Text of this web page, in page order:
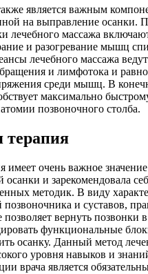
является важным
на выправление осанки.
лечебного массажа
и разогревание мышц
лечебного массажа
и лимфотока и
среди мышц. В
максимально
позвоночного столба.
терапия
имеет очень важное
и зарекомендовала
методик. В виду
позвоночника и суставов,
позволяет вернуть позвонки
функциональные
осанку. Данный метод
уровня навыков и
врача является